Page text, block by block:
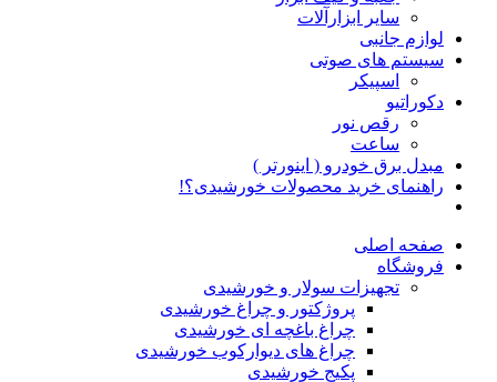
سایر ابزارآلات
لوازم جانبی
سیستم های صوتی
اسپیکر
دکوراتیو
رقص نور
ساعت
مبدل برق خودرو ( اینورتر )
راهنمای خرید محصولات خورشیدی؟!
صفحه اصلی
فروشگاه
تجهیزات سولار و خورشیدی
پروژکتور و چراغ خورشیدی
چراغ باغچه ای خورشیدی
چراغ های دیوارکوب خورشیدی
پکیج خورشیدی